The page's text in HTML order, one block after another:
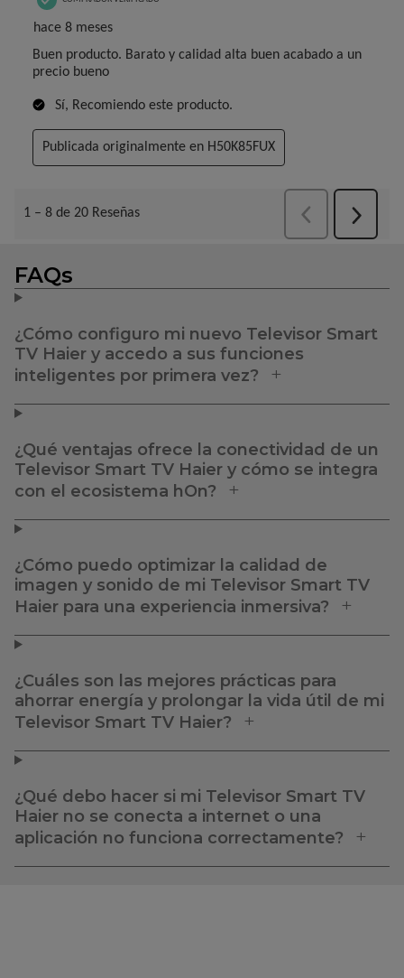
FAQs
¿Cómo configuro mi nuevo Televisor Smart
TV Haier y accedo a sus funciones
inteligentes por primera vez?
¿Qué ventajas ofrece la conectividad de un
Televisor Smart TV Haier y cómo se integra
con el ecosistema hOn?
¿Cómo puedo optimizar la calidad de
imagen y sonido de mi Televisor Smart TV
Haier para una experiencia inmersiva?
¿Cuáles son las mejores prácticas para
ahorrar energía y prolongar la vida útil de mi
Televisor Smart TV Haier?
¿Qué debo hacer si mi Televisor Smart TV
Haier no se conecta a internet o una
aplicación no funciona correctamente?